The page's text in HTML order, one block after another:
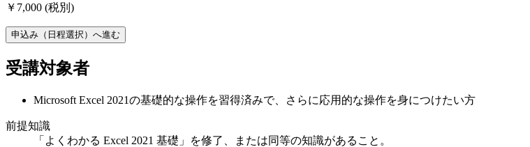
￥7,000 (税別)
申込み（日程選択）へ進む
受講対象者
Microsoft Excel 2021の基礎的な操作を習得済みで、さらに応用的な操作を身につけたい方
前提知識
「よくわかる Excel 2021 基礎」を修了、または同等の知識があること。